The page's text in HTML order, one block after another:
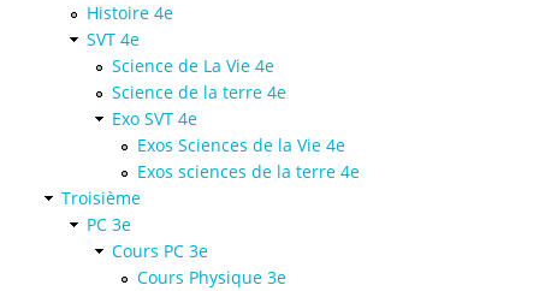
Histoire 4e
SVT 4e
Science de La Vie 4e
Science de la terre 4e
Exo SVT 4e
Exos Sciences de la Vie 4e
Exos sciences de la terre 4e
Troisième
PC 3e
Cours PC 3e
Cours Physique 3e